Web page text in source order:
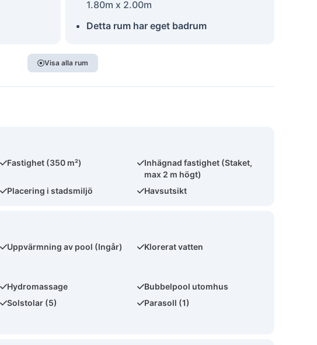
1.80m x 2.00m
Detta rum har eget badrum
Visa alla rum
Fastighet (350 m²)
Inhägnad fastighet (Staket,
max 2 m högt)
Placering i stadsmiljö Havsutsikt
Uppvärmning av pool (Ingår) Klorerat vatten
Hydromassage
Bubbelpool utomhus
Solstolar (5)
Parasoll (1)